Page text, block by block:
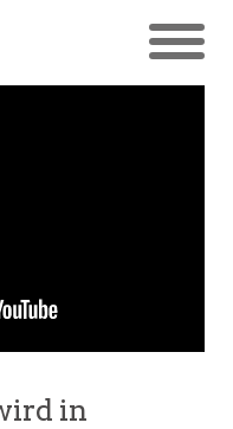
in